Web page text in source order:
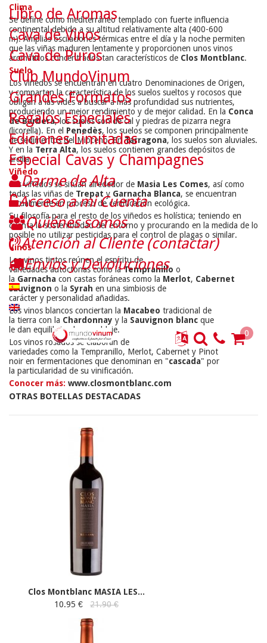
Clima
Se define como mediterráneo templado con fuerte influencia
continental debido a su altitud relativamente alta (400-600
m). Amplias oscilaciones térmicas entre el día y la noche permiten
que las viñas maduren lentamente y proporcionen unos vinos
aromáticos concentrados tan característicos de Clos Montblanc.
Suelo
Los viñedos se encuentran en cuatro Denominaciones de Origen,
y comparten la característica de los suelos sueltos y rocosos que
obligan a las vides a buscar a más profundidad sus nutrientes,
produciendo un mejor rendimiento y de mejor calidad. En la Conca
de Barberà, los suelos son de cal y piedras de pizarra negra
(licorella). En el Penedès, los suelos se componen principalmente
de sedimentos del Mioceno. En Tarragona, los suelos son aluviales.
Y en la Terra Alta, los suelos contienen grandes depósitos de
arcilla.
Viñedo
Los viñedos se sitúan alrededor de Masia Les Comes, así como
todas las viñas de Trepat y Garnacha Blanca, se encuentran
actualmente en proceso de certificación ecológica.
Su filosofía para el resto de los viñedos es holística; teniendo en
cuenta la sostenibilidad del entorno y procurando en la medida de lo
posible no utilizar pesticidas para el control de plagas o similar.
Vinos
Los vinos tintosreúnen el espíritu de
variedades autóctonascomo la Tempranillo o
la Garnacha con castas foráneas como la Merlot, Cabernet
sauvignon o la Syrah en una simbiosis de
carácter y personalidad añadidas.
Los vinos blancos conciertan la Macabeo tradicional de
la tierra con la Chardonnay y la Sauvignon blanc que
le dan equilibrio al ensamblaje.
Los vinos rosados ​​se elaboran de
variedades como la Tempranillo, Merlot, Cabernet y Pinot
noir en fermentaciones que denominan en "cascada" por
la particularidad de su vinificación.
Conocer más: www.closmontblanc.com
OTRAS BOTELLAS DESTACADAS
Clos Montblanc MASIA LES...
10.95 €
21.90 €
Libro de Aromas
Cava de Vinos
Cava de Puros
Club MundoVinum
Grandes Formatos
Regalos Especiales
Ediciones Limitadas
Especial Cavas y Champagnes
Darme de Alta
Acceso a mi Cuenta
Quiénes somos
Atención al Cliente (contactar)
Envíos y Devoluciones
0